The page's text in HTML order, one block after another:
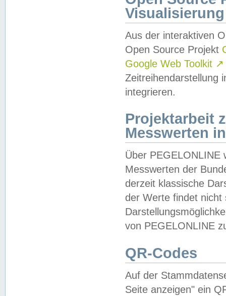
Visualisierung
Aus der interaktiven
Open Source Projekt
Google Web Toolkit ↗
Zeitreihendarstellung
integrieren.
Projektarbeit
Messwerten
Über PEGELONLINE
Messwerten der
derzeit klassische
der Werte findet
von PEGELONLINE
QR-Codes
Auf der
Seite anzeigen" ein